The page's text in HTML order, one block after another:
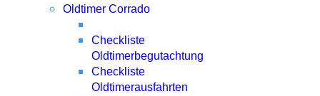
Oldtimer Corrado
Checkliste
Oldtimerbegutachtung
Checkliste
Oldtimerausfahrten